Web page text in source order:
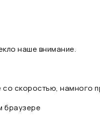
наше внимание.
со скоростью,
браузере